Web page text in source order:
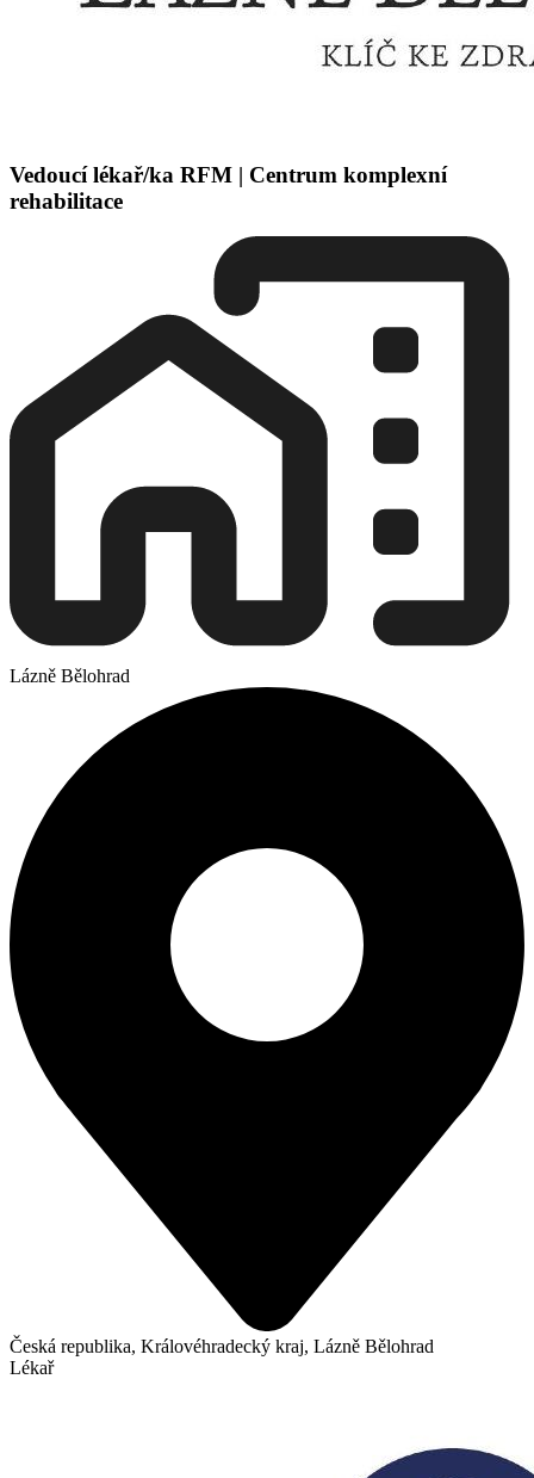
Vedoucí lékař/ka RFM | Centrum komplexní
rehabilitace
Lázně Bělohrad
Česká republika, Královéhradecký kraj, Lázně Bělohrad
Lékař